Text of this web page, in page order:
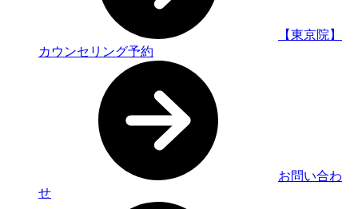
【東京院】
カウンセリング予約
お問い合わ
せ